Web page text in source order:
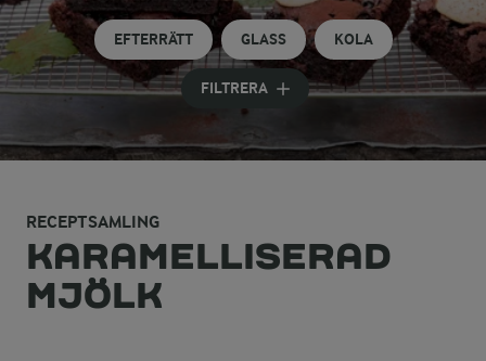
Skriv in sökord för att få förslag
EFTERRÄTT GLASS KOLA
FILTRERA
RECEPTSAMLING
KARAMELLISERAD
MJÖLK